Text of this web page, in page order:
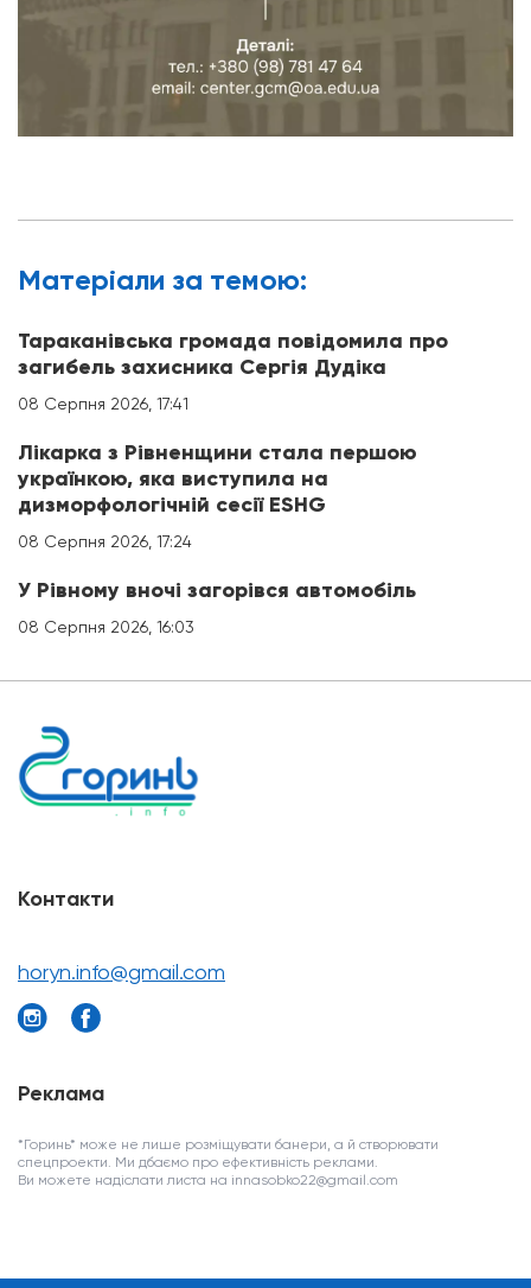
Матерiали за темою:
Тараканівська громада повідомила про
загибель захисника Сергія Дудіка
08 Серпня 2026, 17:41
Лікарка з Рівненщини стала першою
українкою, яка виступила на
дизморфологічній сесії ESHG
08 Серпня 2026, 17:24
У Рівному вночі загорівся автомобіль
08 Серпня 2026, 16:03
Контакти
horyn.info@gmail.com
Реклама
*Горинь* може не лише розміщувати банери, а й створювати
спецпроекти. Ми дбаємо про ефективність реклами.
Ви можете надіслати листа на innasobko22@gmail.com